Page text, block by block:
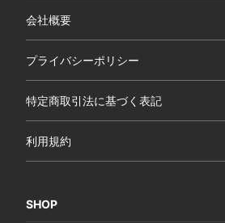
会社概要
プライバシーポリシー
特定商取引法に基づく表記
利用規約
SHOP